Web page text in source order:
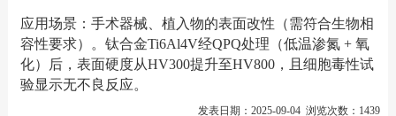
应用场景：手术器械、植入物的表面改性（需符合生物相
容性要求）。钛合金Ti6Al4V经QPQ处理（低温渗氮 + 氧
化）后，表面硬度从HV300提升至HV800，且细胞毒性试
验显示无不良反应。
发表日期：2025-09-04 浏览次数：1439